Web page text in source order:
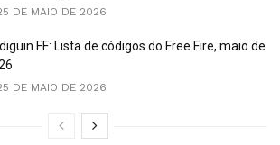
DE MAIO DE 2026
FF: Lista de códigos do Free Fire, maio de
DE MAIO DE 2026